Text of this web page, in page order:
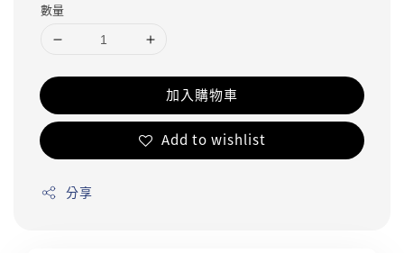
數量
加入購物車
Add to wishlist
分享